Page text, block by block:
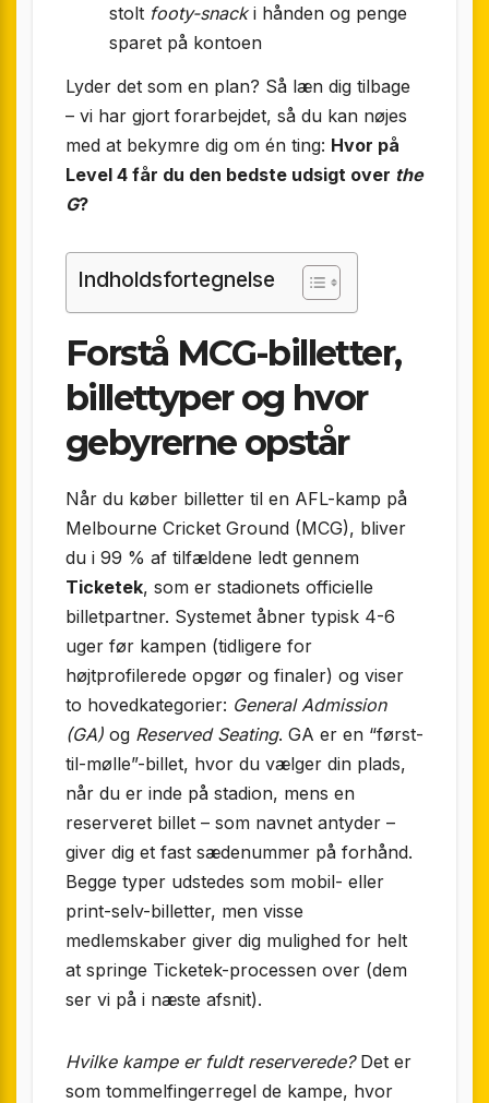
stolt footy-snacki hånden og penge
sparet på kontoen
Lyder det som en plan? Så læn dig tilbage
– vi har gjort forarbejdet, så du kan nøjes
med at bekymre dig om én ting: Hvor på
Level 4 får du den bedste udsigt over the
G?
Indholdsfortegnelse
Forstå MCG-billetter,
billettyper og hvor
gebyrerne opstår
Når du køber billetter til en AFL-kamp på
Melbourne Cricket Ground (MCG), bliver
du i 99 % af tilfældene ledt gennem
Ticketek, som er stadionets officielle
billetpartner. Systemet åbner typisk 4-6
uger før kampen (tidligere for
højtprofilerede opgør og finaler) og viser
to hovedkategorier: General Admission
(GA) og Reserved Seating. GA er en “først-
til-mølle”-billet, hvor du vælger din plads,
når du er inde på stadion, mens en
reserveret billet – som navnet antyder –
giver dig et fast sædenummer på forhånd.
Begge typer udstedes som mobil- eller
print-selv-billetter, men visse
medlemskaber giver dig mulighed for helt
at springe Ticketek-processen over (dem
ser vi på i næste afsnit).
Hvilke kampe er fuldt reserverede?Det er
som tommelfingerregel de kampe, hvor